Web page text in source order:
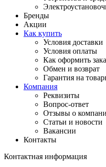
Бренды
Акции
Как купить
Условия доставки
Условия оплаты
Как оформить
Обмен и возврат
Гарантия на
Компания
Реквизиты
Вопрос-ответ
Отзывы о
Статьи и новости
Вакансии
Контакты
Контактная информация